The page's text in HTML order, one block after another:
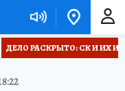
ДЕЛО РАСКРЫТО: СК И ИХ